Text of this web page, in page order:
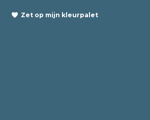
Zet op mijn kleurpalet